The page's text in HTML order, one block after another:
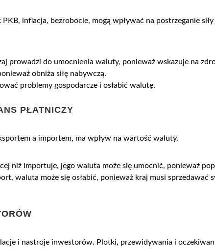
inflacja, bezrobocie, mogą wpływać na postrzeganie
prowadzi do umocnienia waluty, ponieważ wskazuje na
obniża siłę nabywczą.
problemy gospodarcze i osłabić walutę.
PŁATNICZY
a importem, ma wpływ na wartość waluty.
niż importuje, jego waluta może się umocnić, ponieważ
waluta może się osłabić, ponieważ kraj musi sprzedawać
i nastroje inwestorów. Plotki, przewidywania i